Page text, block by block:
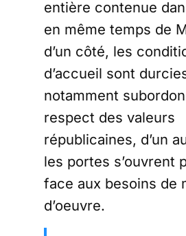
entière contenue
en même temps de
d’un côté, les
d’accueil sont
notamment
respect des valeurs
républicaines, d’un
les portes s’ouvrent
face aux besoins de
d’oeuvre.